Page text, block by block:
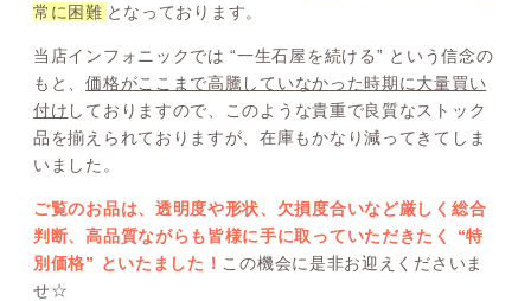
常に困難 となっております。
当店インフォニックでは “一生石屋を続ける” という信念の
もと、価格がここまで高騰していなかった時期に大量買い
付け しておりますので、このような貴重で良質なストック
品を揃えられておりますが、在庫もかなり減ってきてしま
いました。
ご覧のお品は、透明度や形状、欠損度合いなど厳しく総合
判断、高品質ながらも皆様に手に取っていただきたく “特
別価格” といたました！ この機会に是非お迎えくださいま
せ☆